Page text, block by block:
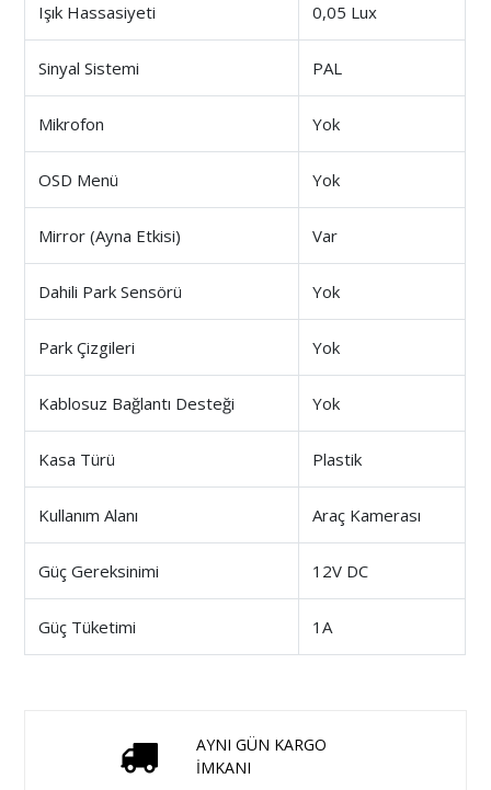
Işık Hassasiyeti 0,05 Lux
Sinyal Sistemi PAL
Mikrofon Yok
OSD Menü Yok
Mirror (Ayna Etkisi) Var
Dahili Park Sensörü Yok
Park Çizgileri Yok
Kablosuz Bağlantı Desteği Yok
Kasa Türü Plastik
Kullanım Alanı Araç Kamerası
Güç Gereksinimi 12V DC
Güç Tüketimi 1A
AYNI GÜN KARGO
İMKANI